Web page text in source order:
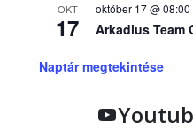
OKT
17
október 17 @ 08:00
Arkadius Team
Naptár megtekintése